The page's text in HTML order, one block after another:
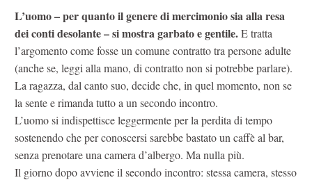
L’uomo – per quanto il genere di mercimonio sia alla resa
dei conti desolante – si mostra garbato e gentile.E tratta
l’argomento come fosse un comune contratto tra persone adulte
(anche se, leggi alla mano, di contratto non si potrebbe parlare).
La ragazza, dal canto suo, decide che, in quel momento, non se
la sente e rimanda tutto a un secondo incontro.
L’uomo si indispettisce leggermente per la perdita di tempo
sostenendo che per conoscersi sarebbe bastato un caffè al bar,
senza prenotare una camera d’albergo. Ma nulla più.
Il giorno dopo avviene il secondo incontro: stessa camera, stesso